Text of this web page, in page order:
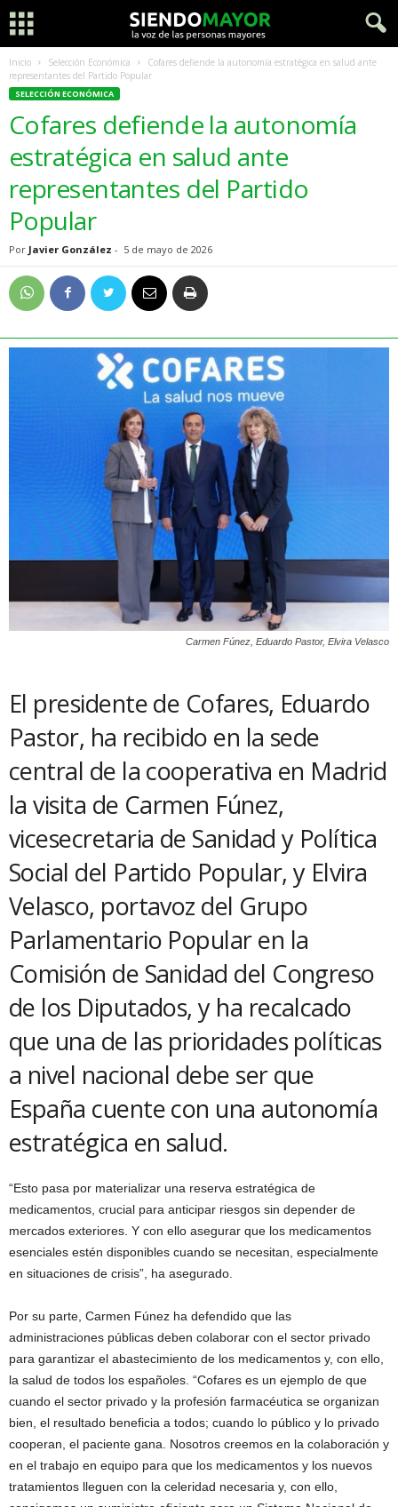
Inicio Selección Económica
Cofares defiende la autonomía estratégica en salud ante
representantes del Partido Popular
SELECCIÓN ECONÓMICA
Cofares defiende la autonomía
estratégica en salud ante
representantes del Partido
Popular
Por Javier González - 5 de mayo de 2026
Carmen Fúnez, Eduardo Pastor, Elvira Velasco
El presidente de Cofares, Eduardo
Pastor, ha recibido en la sede
central de la cooperativa en Madrid
la visita de Carmen Fúnez,
vicesecretaria de Sanidad y Política
Social del Partido Popular, y Elvira
Velasco, portavoz del Grupo
Parlamentario Popular en la
Comisión de Sanidad del Congreso
de los Diputados, y ha recalcado
que una de las prioridades políticas
a nivel nacional debe ser que
España cuente con una autonomía
estratégica en salud.
“Esto pasa por materializar una reserva estratégica de
medicamentos, crucial para anticipar riesgos sin depender de
mercados exteriores. Y con ello asegurar que los medicamentos
esenciales estén disponibles cuando se necesitan, especialmente
en situaciones de crisis”, ha asegurado.
Por su parte, Carmen Fúnez ha defendido que las
administraciones públicas deben colaborar con el sector privado
para garantizar el abastecimiento de los medicamentos y, con ello,
la salud de todos los españoles. “Cofares es un ejemplo de que
cuando el sector privado y la profesión farmacéutica se organizan
bien, el resultado beneficia a todos; cuando lo público y lo privado
cooperan, el paciente gana. Nosotros creemos en la colaboración y
en el trabajo en equipo para que los medicamentos y los nuevos
tratamientos lleguen con la celeridad necesaria y, con ello,